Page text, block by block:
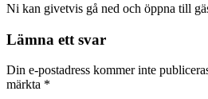
Ni kan givetvis gå ned och öppna till
Lämna ett svar
Din e-postadress kommer inte
märkta *